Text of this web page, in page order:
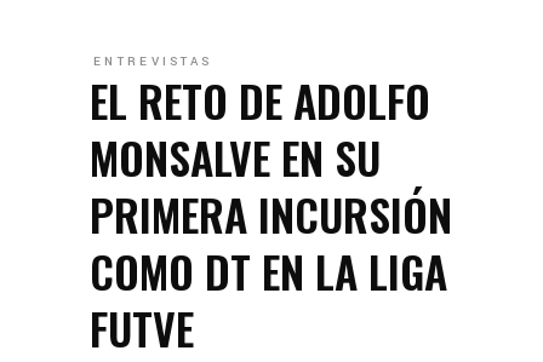
ENTREVISTAS
EL RETO DE ADOLFO
MONSALVE EN SU
PRIMERA INCURSIÓN
COMO DT EN LA LIGA
FUTVE